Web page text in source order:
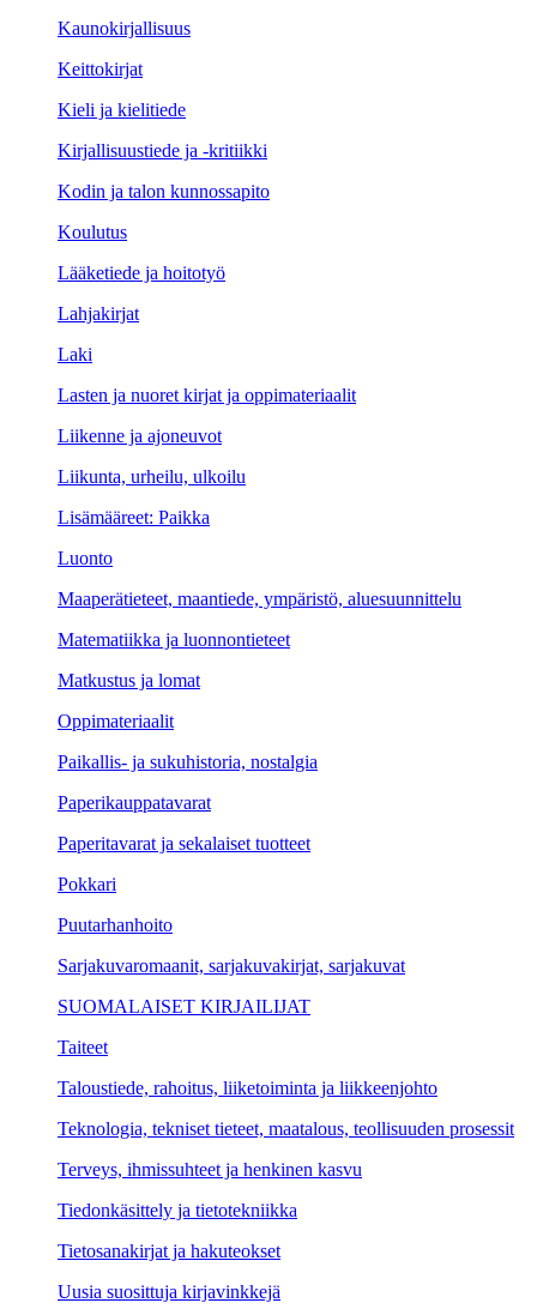
Kaunokirjallisuus
Keittokirjat
Kieli ja kielitiede
Kirjallisuustiede ja -kritiikki
Kodin ja talon kunnossapito
Koulutus
Lääketiede ja hoitotyö
Lahjakirjat
Laki
Lasten ja nuoret kirjat ja oppimateriaalit
Liikenne ja ajoneuvot
Liikunta, urheilu, ulkoilu
Lisämääreet: Paikka
Luonto
Maaperätieteet, maantiede, ympäristö, aluesuunnittelu
Matematiikka ja luonnontieteet
Matkustus ja lomat
Oppimateriaalit
Paikallis- ja sukuhistoria, nostalgia
Paperikauppatavarat
Paperitavarat ja sekalaiset tuotteet
Pokkari
Puutarhanhoito
Sarjakuvaromaanit, sarjakuvakirjat, sarjakuvat
SUOMALAISET KIRJAILIJAT
Taiteet
Taloustiede, rahoitus, liiketoiminta ja liikkeenjohto
Teknologia, tekniset tieteet, maatalous, teollisuuden prosessit
Terveys, ihmissuhteet ja henkinen kasvu
Tiedonkäsittely ja tietotekniikka
Tietosanakirjat ja hakuteokset
Uusia suosittuja kirjavinkkejä